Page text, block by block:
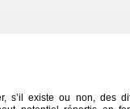
s’il existe ou non, des